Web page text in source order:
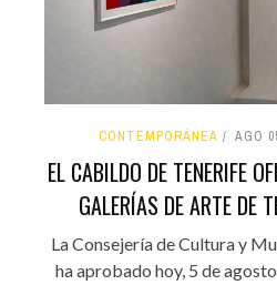
CONTEMPORÁNEA AGO
EL CABILDO DE TENERIFE
GALERÍAS DE ARTE DE
La Consejería de Cultura y
ha aprobado hoy, 5 de